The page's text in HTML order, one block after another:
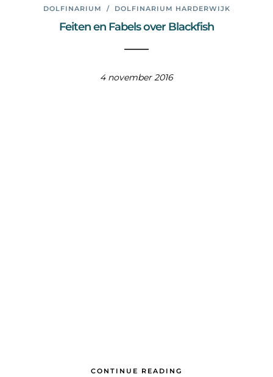
DOLFINARIUM / DOLFINARIUM HARDERWIJK
Feiten en Fabels over Blackfish
4 november 2016
CONTINUE READING